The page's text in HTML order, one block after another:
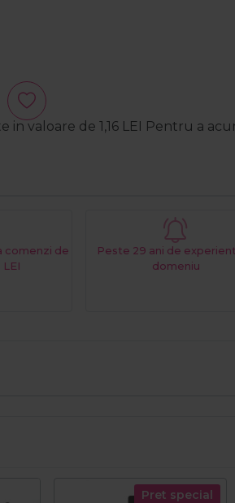
in valoare de 1,16 LEI Pentru a
comenzi de
Peste 29 ani de
domeniu
Pret special